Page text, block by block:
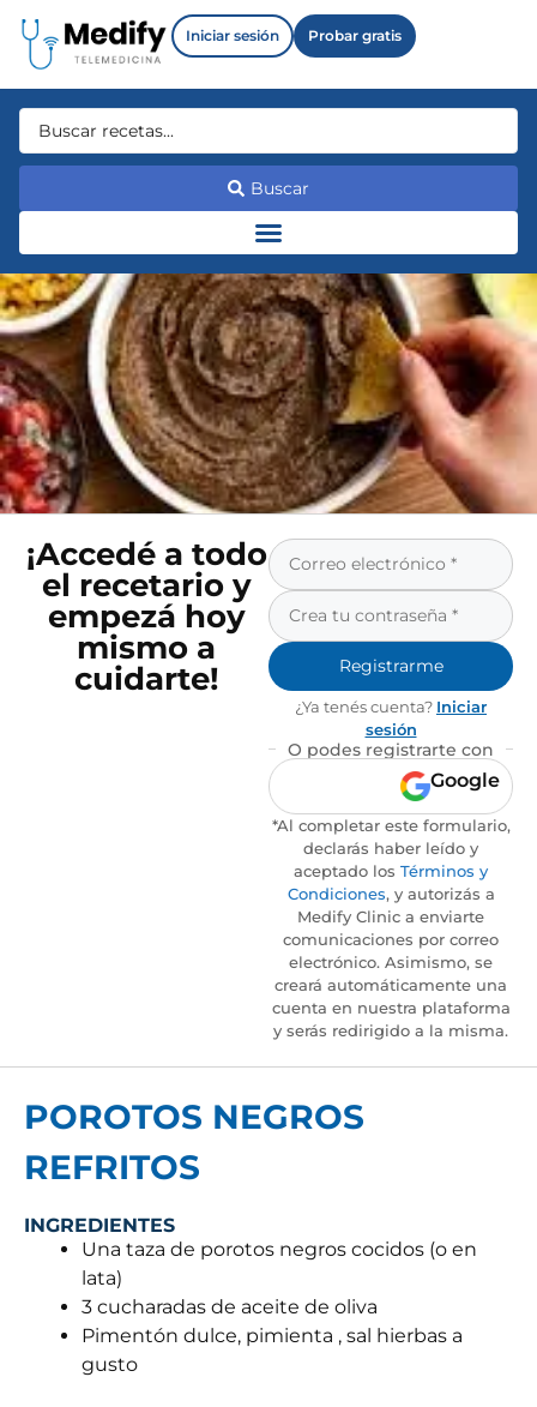
Iniciar sesión Probar gratis
Buscar
¡Accedé a todo
el recetario y
empezá hoy
mismo a
cuidarte!
Registrarme
¿Ya tenés cuenta? Iniciar
sesión
O podes registrarte con
Google
*Al completar este formulario,
declarás haber leído y
aceptado los Términos y
Condiciones, y autorizás a
Medify Clinic a enviarte
comunicaciones por correo
electrónico. Asimismo, se
creará automáticamente una
cuenta en nuestra plataforma
y serás redirigido a la misma.
POROTOS NEGROS
REFRITOS
INGREDIENTES
Una taza de porotos negros cocidos (o en
lata)
3 cucharadas de aceite de oliva
Pimentón dulce, pimienta , sal hierbas a
gusto